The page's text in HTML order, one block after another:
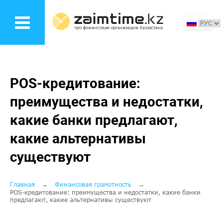
основному
POS-кредитование:
преимущества и недостатки,
какие банки предлагают,
какие альтернативы
существуют
Строка
навигации
Главная
Финансовая грамотность
POS-кредитование: преимущества и недостатки, какие банки
предлагают, какие альтернативы существуют